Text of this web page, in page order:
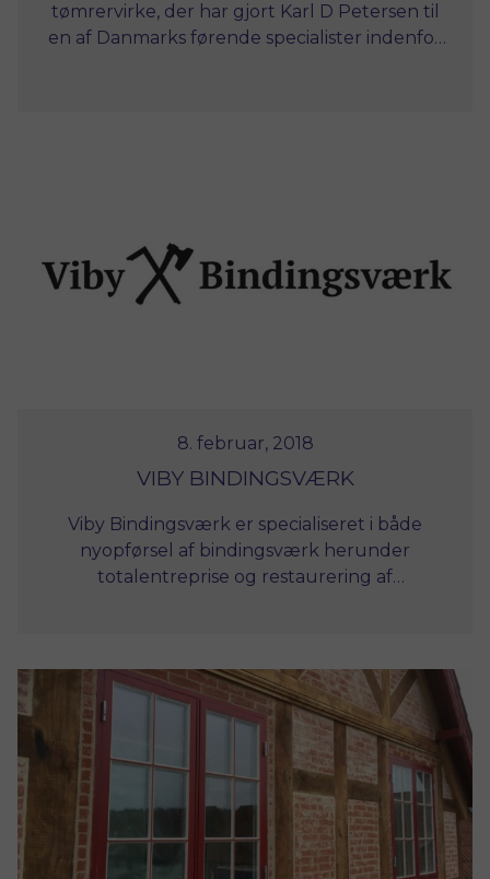
tømrervirke, der har gjort Karl D Petersen til
en af Danmarks førende specialister indenfor
8. februar, 2018
VIBY BINDINGSVÆRK
Viby Bindingsværk er specialiseret i både
nyopførsel af bindingsværk herunder
totalentreprise og restaurering af